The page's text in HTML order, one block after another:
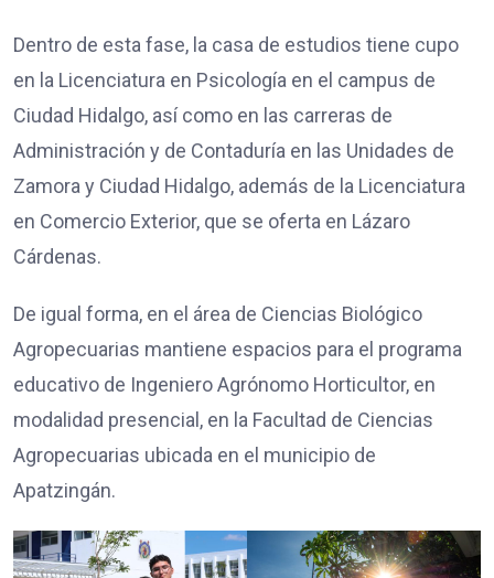
Dentro de esta fase, la casa de estudios tiene cupo
en la Licenciatura en Psicología en el campus de
Ciudad Hidalgo, así como en las carreras de
Administración y de Contaduría en las Unidades de
Zamora y Ciudad Hidalgo, además de la Licenciatura
en Comercio Exterior, que se oferta en Lázaro
Cárdenas.
De igual forma, en el área de Ciencias Biológico
Agropecuarias mantiene espacios para el programa
educativo de Ingeniero Agrónomo Horticultor, en
modalidad presencial, en la Facultad de Ciencias
Agropecuarias ubicada en el municipio de
Apatzingán.